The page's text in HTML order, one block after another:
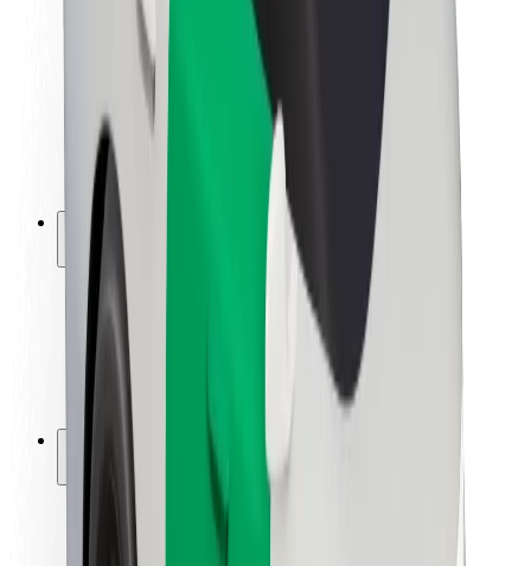
Σχέσεις με Επενδυτές
Ηγεσία
Μάρκα
Μέσα ενημέρωσης
Urban Fund
Ασφάλεια
Ασφάλεια επιβάτη
Ασφάλεια οδηγών
Ασφάλεια σκούτερ
Εργαστήριο ασφάλειας
Τοποθεσίες
Λύσεις για την πόλη